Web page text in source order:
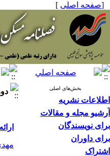
[صفحه اصلی ]
بخش‌های اصلی
اطلاعات نشریه
آرشیو مجله و مقالات
برای نویسندگان
برای داوران
اشتراک
دوره ۴۱،